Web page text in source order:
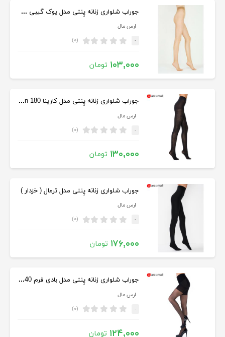
جوراب شلواری زنانه پِنتی مدل یوک گیبی 5 Den
ارس مال
- (۰)
۱۰۳,۰۰۰ تومان
جوراب شلواری زنانه پِنتی مدل کارینا 180 Den
ارس مال
- (۰)
۱۳۰,۰۰۰ تومان
جوراب شلواری زنانه پِنتی مدل ترمال ( خزدار )
ارس مال
- (۰)
۱۷۶,۰۰۰ تومان
جوراب شلواری زنانه پِنتی مدل بادی فرم 40 Den
ارس مال
- (۰)
۱۲۴,۰۰۰ تومان